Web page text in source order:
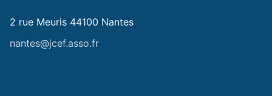
2 rue Meuris 44100 Nantes
nantes@jcef.asso.fr